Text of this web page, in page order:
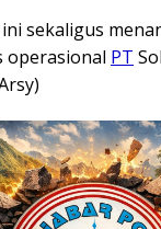
sekaligus
operasional PT